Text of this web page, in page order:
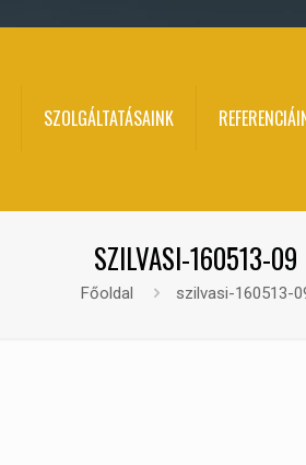
SZOLGÁLTATÁSAINK
SZILVASI-160513-09
Főoldal szilvasi-160513-